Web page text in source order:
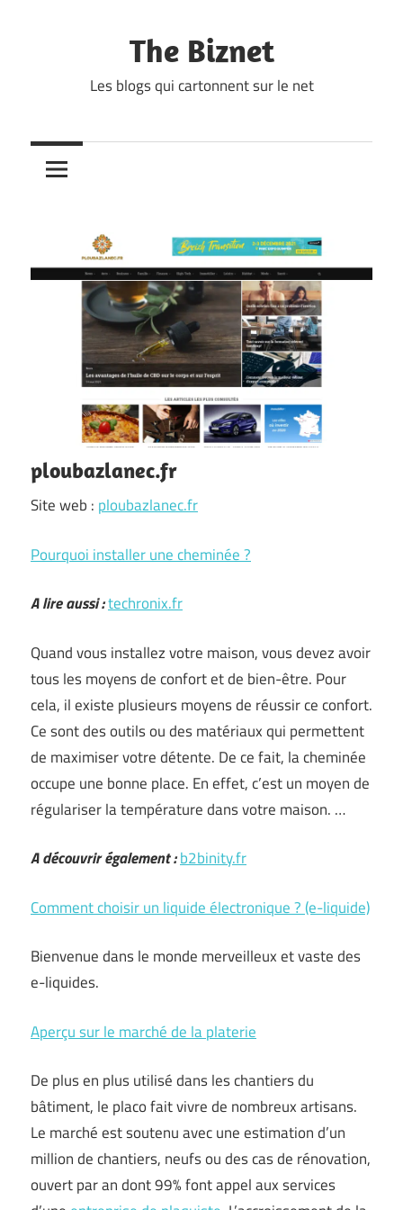
The Biznet
Les blogs qui cartonnent sur le net
ploubazlanec.fr
Site web : ploubazlanec.fr
Pourquoi installer une cheminée ?
A lire aussi :techronix.fr
Quand vous installez votre maison, vous devez avoir
tous les moyens de confort et de bien-être. Pour
cela, il existe plusieurs moyens de réussir ce confort.
Ce sont des outils ou des matériaux qui permettent
de maximiser votre détente. De ce fait, la cheminée
occupe une bonne place. En effet, c’est un moyen de
régulariser la température dans votre maison. …
A découvrir également :b2binity.fr
Comment choisir un liquide électronique ? (e-liquide)
Bienvenue dans le monde merveilleux et vaste des
e-liquides.
Aperçu sur le marché de la platerie
De plus en plus utilisé dans les chantiers du
bâtiment, le placo fait vivre de nombreux artisans.
Le marché est soutenu avec une estimation d’un
million de chantiers, neufs ou des cas de rénovation,
ouvert par an dont 99% font appel aux services